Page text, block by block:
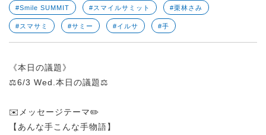
#Smile SUMMIT #スマイルサミット #栗林さみ
#スマサミ #サミー #イルサ #手
《本日の議題》
⚖️6/3 Wed.本日の議題⚖️
✉️メッセージテーマ✏️
【あんな手こんな手物語】